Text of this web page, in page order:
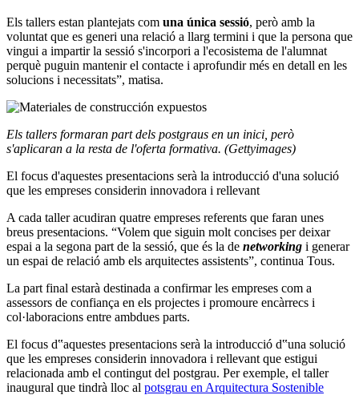
Els tallers estan plantejats com una única sessió, però amb la
voluntat que es generi una relació a llarg termini i que la persona que
vingui a impartir la sessió s'incorpori a l'ecosistema de l'alumnat
perquè puguin mantenir el contacte i aprofundir més en detall en les
solucions i necessitats”, matisa.
Els tallers formaran part dels postgraus en un inici, però
s'aplicaran a la resta de l'oferta formativa. (Gettyimages)
El focus d'aquestes presentacions serà la introducció d'una solució
que les empreses considerin innovadora i rellevant
A cada taller acudiran quatre empreses referents que faran unes
breus presentacions. “Volem que siguin molt concises per deixar
espai a la segona part de la sessió, que és la de networking i generar
un espai de relació amb els arquitectes assistents”, continua Tous.
La part final estarà destinada a confirmar les empreses com a
assessors de confiança en els projectes i promoure encàrrecs i
col·laboracions entre ambdues parts.
El focus d‟aquestes presentacions serà la introducció d‟una solució
que les empreses considerin innovadora i rellevant que estigui
relacionada amb el contingut del postgrau. Per exemple, el taller
inaugural que tindrà lloc al potsgrau en Arquitectura Sostenible